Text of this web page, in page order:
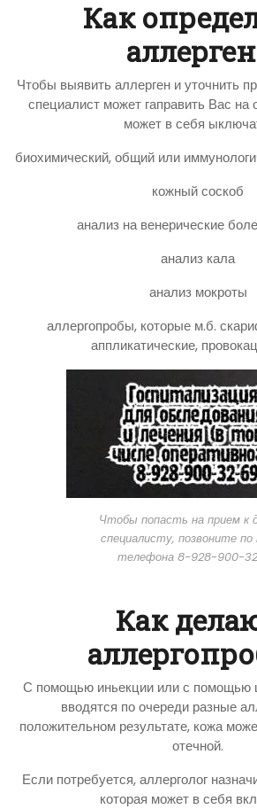
Как
Чтобы выявить аллерген и уточнить
специалист может гаправить Вас на
может в себя
биохимический, общий или
кожный соскоб
анализ на венерические
анализ кала
анализ мокроты
аллергопробы, которые м.б.
аппликатические,
Чтобы попасть на прием к
специалисту, позвоните по
телефона 8-928-900-
Как
С помощью иньекции или с помощью
вводятся по очереди разные
положительном результате, кожа
отечной.
Если потребуется, аллерголог
которая может в себя